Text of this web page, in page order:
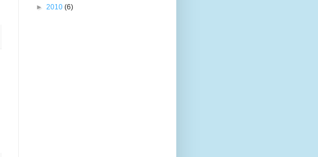
► 2010 (6)